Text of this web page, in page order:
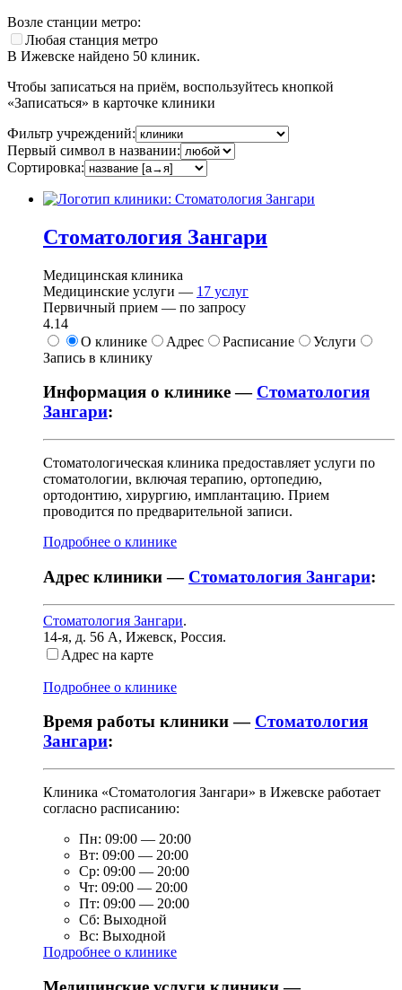
Возле станции метро:
Любая станция метро
В Ижевске найдено 50 клиник.
Чтобы записаться на приём, воспользуйтесь кнопкой
«Записаться» в карточке клиники
Фильтр учреждений:
Первый символ в названии:
Сортировка:
Стоматология Зангари
Медицинская клиника
Медицинские услуги — 17 услуг
Первичный прием — по запросу
4.14
О клинике
Адрес Расписание
Услуги
Запись в клинику
Информация о клинике — Стоматология
Зангари:
Стоматологическая клиника предоставляет услуги по
стоматологии, включая терапию, ортопедию,
ортодонтию, хирургию, имплантацию. Прием
проводится по предварительной записи.
Подробнее о клинике
Адрес клиники — Стоматология Зангари:
Стоматология Зангари.
14-я, д. 56 А, Ижевск, Россия.
Адрес на карте
Подробнее о клинике
Время работы клиники — Стоматология
Зангари:
Клиника «Стоматология Зангари» в Ижевске работает
согласно расписанию:
Пн: 09:00 — 20:00
Вт: 09:00 — 20:00
Ср: 09:00 — 20:00
Чт: 09:00 — 20:00
Пт: 09:00 — 20:00
Сб: Выходной
Вс: Выходной
Подробнее о клинике